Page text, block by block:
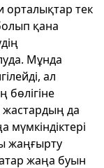
орталықтар тек
қана
Мұнда
ал
бөлігіне
жастардың да
жаңғырту
жаңа буын